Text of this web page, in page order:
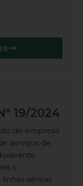
19/2024
de empresa
serviços de
o
aéreas